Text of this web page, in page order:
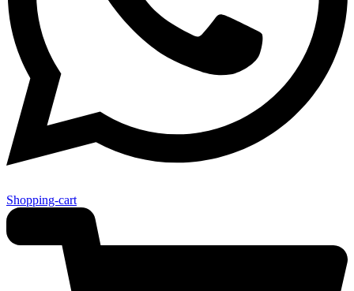
Shopping-cart